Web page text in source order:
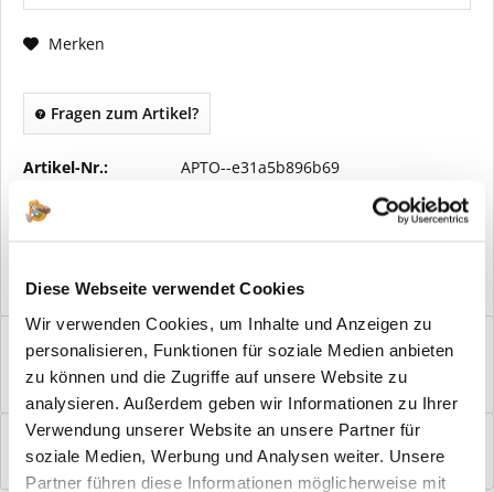
Diese Webseite verwendet Cookies
Wir verwenden Cookies, um Inhalte und Anzeigen zu
personalisieren, Funktionen für soziale Medien anbieten
zu können und die Zugriffe auf unsere Website zu
analysieren. Außerdem geben wir Informationen zu Ihrer
Verwendung unserer Website an unsere Partner für
soziale Medien, Werbung und Analysen weiter. Unsere
Partner führen diese Informationen möglicherweise mit
Merken
Fragen zum Artikel?
Artikel-Nr.: APTO--e31a5b896b69
Vorteile
Windfangelemente online am Bildschirm konfigurieren und
einbaufertig bestellen. In wenigen...
Bewertungen
0
Bewertungen lesen, schreiben und diskutieren...mehr